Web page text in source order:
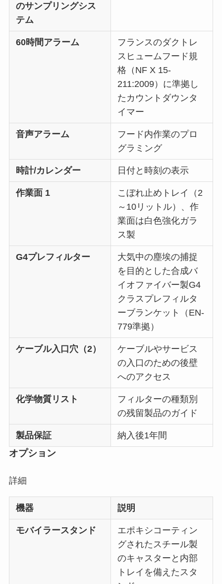
のサンプリングシス
テム
60時間アラーム
フランスのダクトレ
スヒュームフード規
格（NF X 15-
211:2009）に準拠し
たカウントダウンタ
イマー
音声アラーム
フード内作業のプロ
グラミング
時計/カレンダー 日付と時刻の表示
作業面 1
こぼれ止めトレイ（2
～10リットル）、作
業面は白色強化ガラ
ス製
G4プレフィルター
大気中の塵埃の捕捉
を目的とした合成バ
イオファイバー製G4
クラスプレフィルタ
ーブランケット（EN-
779準拠）
ケーブル入口穴（2）
ケーブルやサービス
の入口のための後壁
へのアクセス
化学物質リスト
フィルターの種類別
の残留製品のガイド
製品保証 納入後1年間
オプション
詳細
機器 説明
モバイラースタンド
エポキシコーティン
グされたスチール製
のキャスターと内部
トレイを備えたスタ